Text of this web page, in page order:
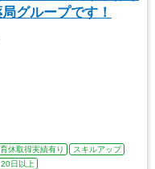
グループです！
休取得実績有り
スキルアップ
日以上